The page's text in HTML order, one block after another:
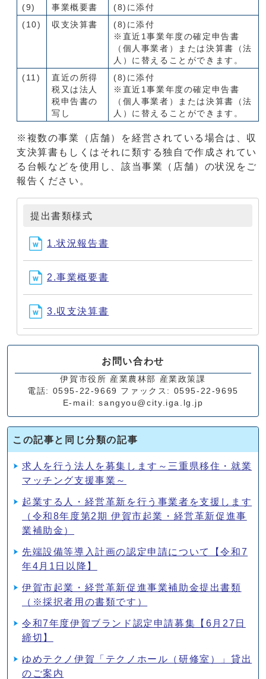
(9) 事業概要書
(8)に添付
(10)
収支決算書
(8)に添付
※直近1事業年度の確定申告書
（個人事業者）または決算書（法
人）に替えることができます。
(11)
直近の所得
税又は法人
税申告書の
写し
(8)に添付
※直近1事業年度の確定申告書
（個人事業者）または決算書（法
人）に替えることができます。
※複数の事業（店舗）を経営されている場合は、収
支決算書もしくはそれに類する独自で作成されてい
る台帳などを使用し、該当事業（店舗）の状況をご
報告ください。
提出書類様式
1.状況報告書
2.事業概要書
3.収支決算書
お問い合わせ
伊賀市役所 産業農林部 産業政策課
電話: 0595-22-9669 ファックス: 0595-22-9695
E-mail: sangyou@city.iga.lg.jp
この記事と同じ分類の記事
求人を行う法人を募集します～三重県移住・就業
マッチング支援事業～
起業する人・経営革新を行う事業者を支援します
（令和8年度第2期 伊賀市起業・経営革新促進事
業補助金）
先端設備等導入計画の認定申請について【令和7
年4月1日以降】
伊賀市起業・経営革新促進事業補助金提出書類
（※採択者用の書類です）
令和7年度伊賀ブランド認定申請募集【6月27日
締切】
ゆめテクノ伊賀「テクノホール（研修室）」貸出
のご案内